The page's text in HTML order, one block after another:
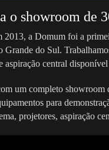
o showroom de
2013, a Domum foi a
Grande do Sul.
aspiração central
um completo showroom
para
projetores, aspiração